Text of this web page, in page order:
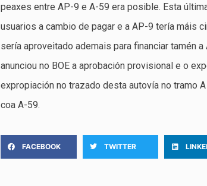
peaxes entre AP-9 e A-59 era posible. Esta
usuarios a cambio de pagar e a AP-9 tería máis
sería aproveitado ademais para financiar tamén
anunciou no BOE a aprobación provisional e o
expropiación no trazado desta autovía no tramo
coa A-59.
FACEBOOK TWITTER